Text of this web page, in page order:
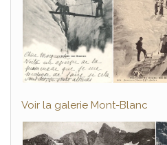
Voir la galerie Mont-Blanc